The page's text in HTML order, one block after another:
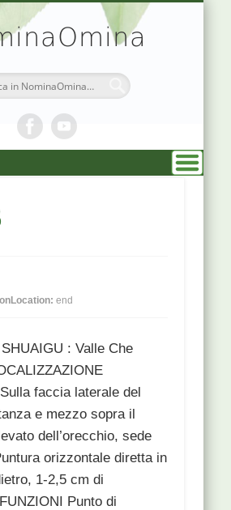
HOME
CHI SONO
MEDICINA CINESE
SIMBOLOGIA
ATLANTE PUNTI
TEORIA & APPUNTI
DR. AGO
PRENOTAZIONI
end
: Valle Che
faccia laterale del
e mezzo sopra il
dell’orecchio, sede
orizzontale diretta in
1-2,5 cm di
Punto di